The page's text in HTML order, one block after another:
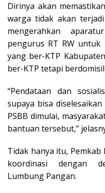
Dirinya akan
warga tidak akan
mengerahkan
pengurus RT RW
yang ber-KTP
ber-KTP tetapi
“Pendataan dan
supaya bisa
PSBB dimulai,
bantuan tersebut,”
Tidak hanya itu,
koordinasi dengan
Lumbung Pangan.